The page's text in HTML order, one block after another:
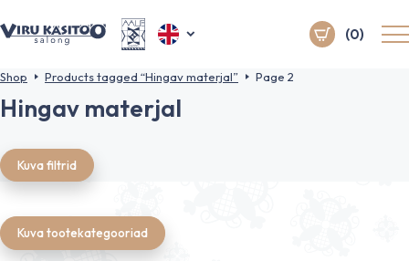
(0)
Shop Products tagged “Hingav materjal” Page 2
Hingav materjal
Kuva filtrid
Kuva tootekategooriad